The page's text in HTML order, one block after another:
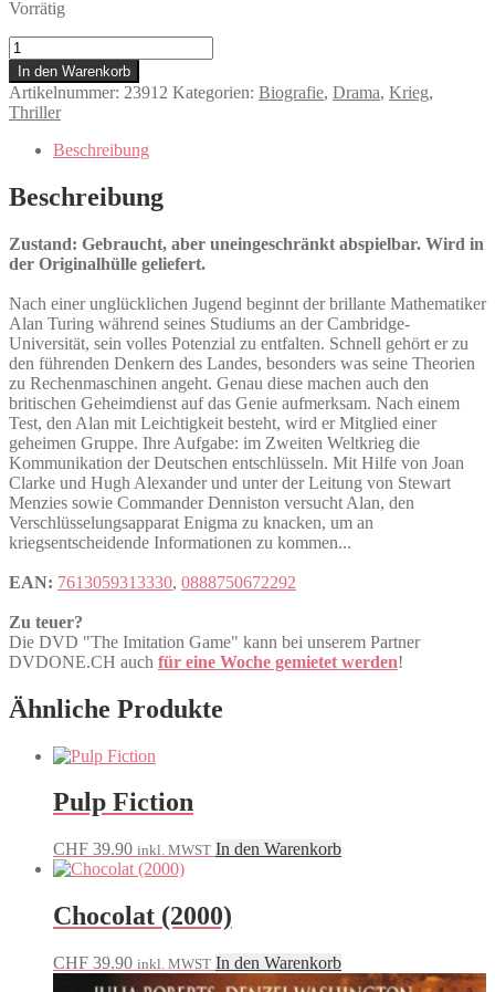
Vorrätig
The
Imitation
Game
Menge
In den Warenkorb
Artikelnummer: 23912 Kategorien: Biografie, Drama, Krieg,
Thriller
Beschreibung
Beschreibung
Zustand: Gebraucht, aber uneingeschränkt abspielbar. Wird in
der Originalhülle geliefert.
Nach einer unglücklichen Jugend beginnt der brillante Mathematiker
Alan Turing während seines Studiums an der Cambridge-
Universität, sein volles Potenzial zu entfalten. Schnell gehört er zu
den führenden Denkern des Landes, besonders was seine Theorien
zu Rechenmaschinen angeht. Genau diese machen auch den
britischen Geheimdienst auf das Genie aufmerksam. Nach einem
Test, den Alan mit Leichtigkeit besteht, wird er Mitglied einer
geheimen Gruppe. Ihre Aufgabe: im Zweiten Weltkrieg die
Kommunikation der Deutschen entschlüsseln. Mit Hilfe von Joan
Clarke und Hugh Alexander und unter der Leitung von Stewart
Menzies sowie Commander Denniston versucht Alan, den
Verschlüsselungsapparat Enigma zu knacken, um an
kriegsentscheidende Informationen zu kommen...
EAN: 7613059313330, 0888750672292
Zu teuer?
Die DVD "The Imitation Game" kann bei unserem Partner
DVDONE.CH auch für eine Woche gemietet werden!
Ähnliche Produkte
Pulp Fiction
CHF 39.90 inkl. MWST In den Warenkorb
Chocolat (2000)
CHF 39.90 inkl. MWST In den Warenkorb